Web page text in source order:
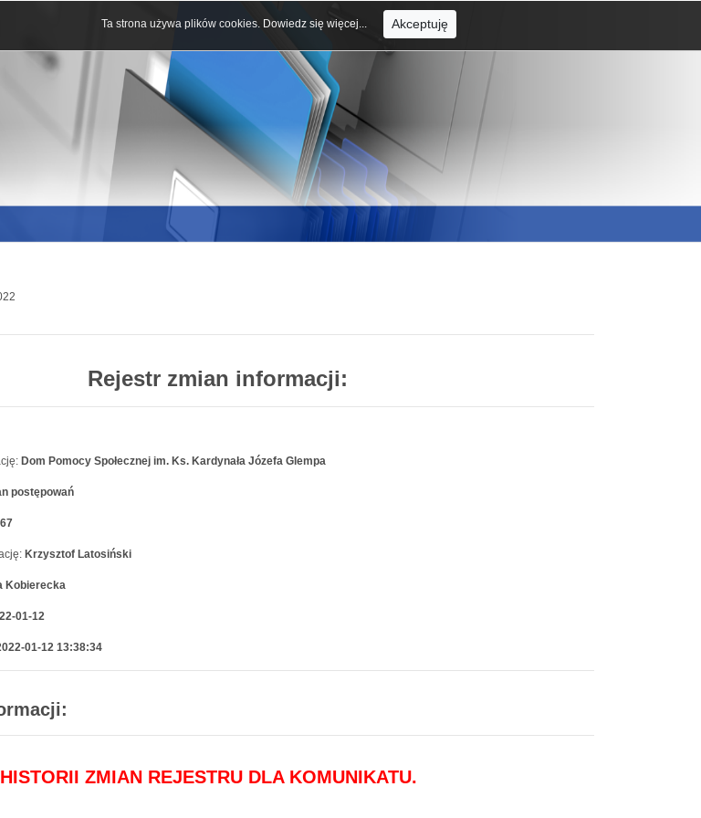
Rejestr zmian informacji:
Dom Pomocy Społecznej im. Ks. Kardynała Józefa Glempa
postępowań
Krzysztof Latosiński
Kobierecka
01-12
01-12 13:38:34
ZMIAN REJESTRU DLA KOMUNIKATU.
Ta strona używa plików cookies. Dowiedz się więcej... Akceptuję